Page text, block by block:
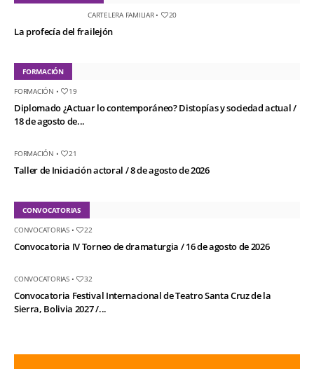
CARTELERA FAMILIAR• 20
La profecía del frailejón
FORMACIÓN
FORMACIÓN • 19
Diplomado ¿Actuar lo contemporáneo? Distopías y sociedad actual /
18 de agosto de...
FORMACIÓN • 21
Taller de Iniciación actoral / 8 de agosto de 2026
CONVOCATORIAS
CONVOCATORIAS• 22
Convocatoria IV Torneo de dramaturgia / 16 de agosto de 2026
CONVOCATORIAS• 32
Convocatoria Festival Internacional de Teatro Santa Cruz de la
Sierra, Bolivia 2027 /...